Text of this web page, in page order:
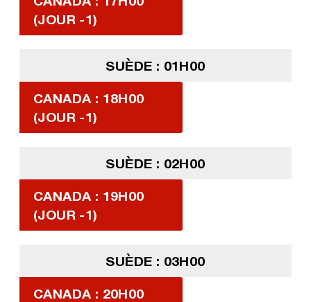
(JOUR -1)
SUÈDE : 01H00
CANADA : 18H00
(JOUR -1)
SUÈDE : 02H00
CANADA : 19H00
(JOUR -1)
SUÈDE : 03H00
CANADA : 20H00